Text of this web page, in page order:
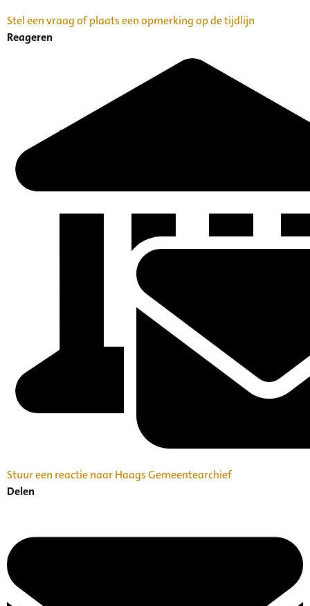
Stel een vraag of plaats een opmerking op de tijdlijn
Reageren
Stuur een reactie naar Haags Gemeentearchief
Delen